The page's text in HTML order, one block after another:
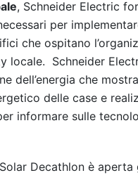
, Schneider Electric
per
che ospitano
locale. Schneider
dell’energia che
delle case e
informare sulle
Decathlon è